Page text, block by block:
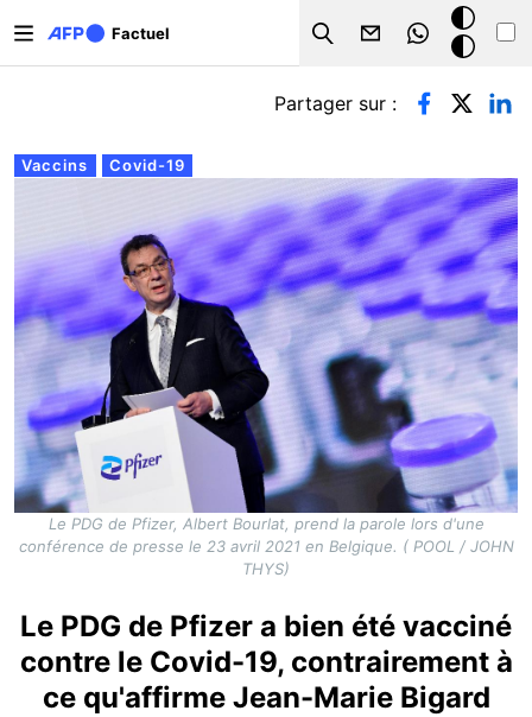
Factuel
Search
Mode
sombre
Onglets principaux
Vaccins Covid-19
Partager sur :
Le PDG de Pfizer, Albert Bourlat, prend la parole lors d'une
conférence de presse le 23 avril 2021 en Belgique. ( POOL / JOHN
THYS)
Le PDG de Pfizer a bien été vacciné
contre le Covid-19, contrairement à
ce qu'affirme Jean-Marie Bigard